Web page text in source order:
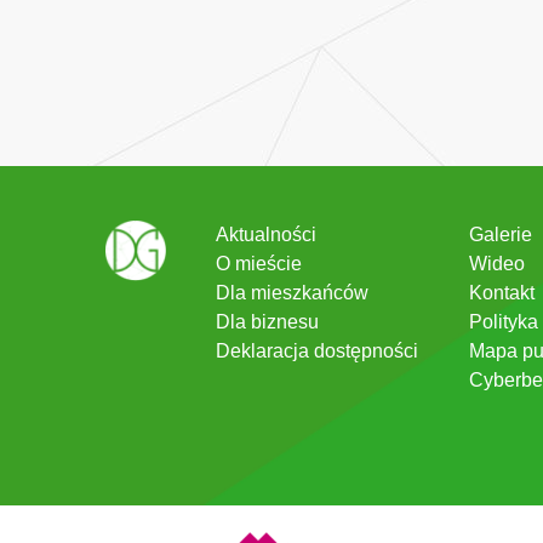
Aktualności
O mieście
Dla mieszkańców
Dla biznesu
Deklaracja dostępności
Galerie
Wideo
Kontakt
Mapa